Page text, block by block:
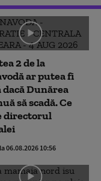
2 de la
ar putea fi
Dunărea
să scadă. Ce
directorul
06.08.2026 10:56